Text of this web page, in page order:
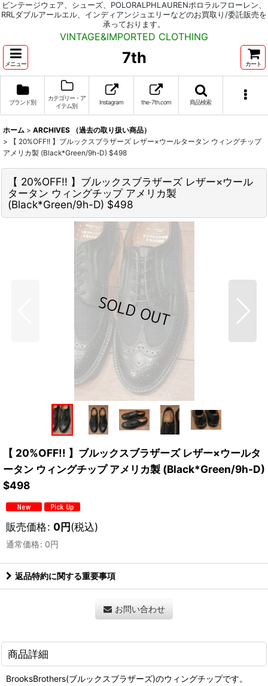
ビンテージウェア、シューズ、POLORALPHLAURENポロラルフローレン、
RRLダブルアールエル、インディアンジュエリーなどのお買取り/委託販売を
承っております。
VINTAGE&IMPORTED CLOTHING
メニュー 7th カート
ブランド別
カテゴリー・ア
イテム別
Instagram the-7th.com 商品検索
ホーム > ARCHIVES （過去の取り扱い商品）
>
【 20%OFF!! 】ブルックスブラザーズ レザー×ウールタータン ウィングチップ
アメリカ製 (Black*Green/9h-D) $498
【 20%OFF!! 】ブルックスブラザーズ レザー×ウール
タータン ウィングチップ アメリカ製
(Black*Green/9h-D) $498
【 20%OFF!! 】ブルックスブラザーズ レザー×ウールタ
ータン ウィングチップ アメリカ製 (Black*Green/9h-D)
$498
販売価格: 0円(税込)
通常価格: 0円
返品特約に関する重要事項
お問い合わせ
商品詳細
BrooksBrothers(ブルックスブラザーズ)のウィングチップです。